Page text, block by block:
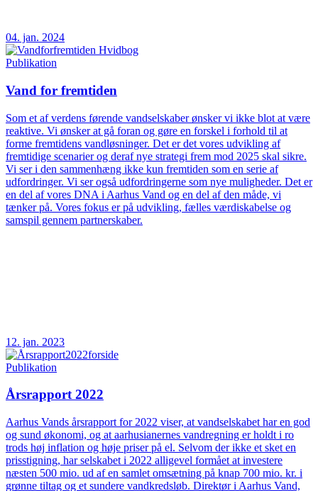
04. jan. 2024
Publikation
Vand for fremtiden
Som et af verdens førende vandselskaber ønsker vi ikke blot at være
reaktive. Vi ønsker at gå foran og gøre en forskel i forhold til at
forme fremtidens vandløsninger. Det er det vores udvikling af
fremtidige scenarier og deraf nye strategi frem mod 2025 skal sikre.
Vi ser i den sammenhæng ikke kun fremtiden som en serie af
udfordringer. Vi ser også udfordringerne som nye muligheder. Det er
en del af vores DNA i Aarhus Vand og en del af den måde, vi
tænker på. Vores fokus er på udvikling, fælles værdiskabelse og
samspil gennem partnerskaber.
12. jan. 2023
Publikation
Årsrapport 2022
Aarhus Vands årsrapport for 2022 viser, at vandselskabet har en god
og sund økonomi, og at aarhusianernes vandregning er holdt i ro
trods høj inflation og høje priser på el. Selvom der ikke et sket en
prisstigning, har selskabet i 2022 alligevel formået at investere
næsten 500 mio. ud af en samlet omsætning på knap 700 mio. kr. i
grønne tiltag og et sundere vandkredsløb. Direktør i Aarhus Vand,